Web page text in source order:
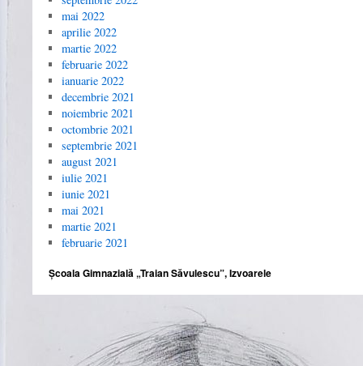
mai 2022
aprilie 2022
martie 2022
februarie 2022
ianuarie 2022
decembrie 2021
noiembrie 2021
octombrie 2021
septembrie 2021
august 2021
iulie 2021
iunie 2021
mai 2021
martie 2021
februarie 2021
Școala Gimnazială „Traian Săvulescu”, Izvoarele